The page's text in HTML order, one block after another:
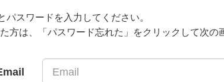
パスワードを入力してください。
方は、「パスワード忘れた」をクリックして次の